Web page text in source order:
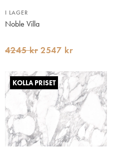
I LAGER
Noble Villa
4245 kr 2547 kr
KOLLA PRISET